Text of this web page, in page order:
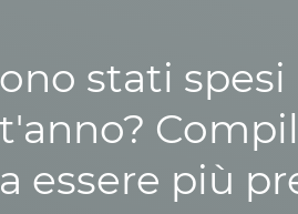
stati spesi
essere più